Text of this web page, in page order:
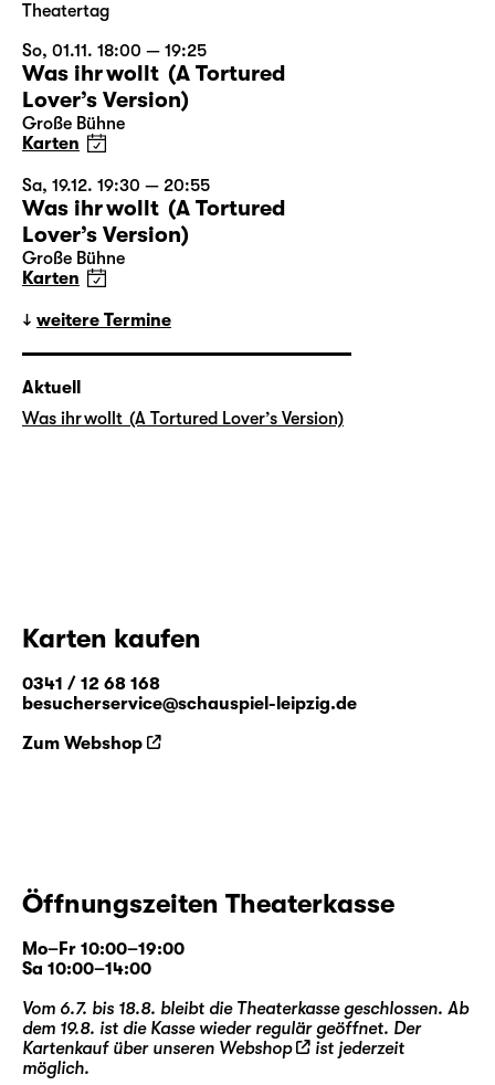
Theatertag
So, 01.11. 18:00 — 19:25
Was ihr wollt (A Tortured
Lover’s Version)
Große Bühne
Karten
Sa, 19.12. 19:30 — 20:55
Was ihr wollt (A Tortured
Lover’s Version)
Große Bühne
Karten
weitere Termine
Aktuell
Was ihr wollt (A Tortured Lover’s Version)
Karten kaufen
0341 / 12 68 168
besucherservice@schauspiel-leipzig.de
Zum Webshop
Öffnungszeiten Theaterkasse
Mo–Fr 10:00–19:00
Sa 10:00–14:00
Vom 6.7. bis 18.8. bleibt die Theaterkasse geschlossen. Ab
dem 19.8. ist die Kasse wieder regulär geöffnet. Der
Kartenkauf über unseren Webshop
ist jederzeit
möglich.